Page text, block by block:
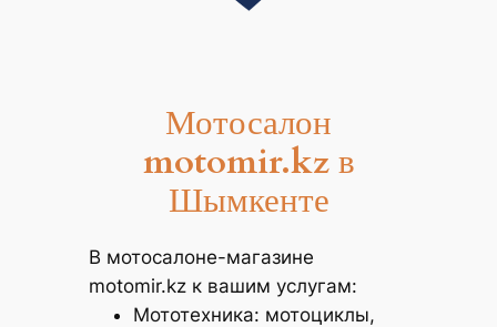
Мотосалон
motomir.kzв
Шымкенте
В мотосалоне-магазине
motomir.kz к вашим услугам:
Мототехника: мотоциклы,